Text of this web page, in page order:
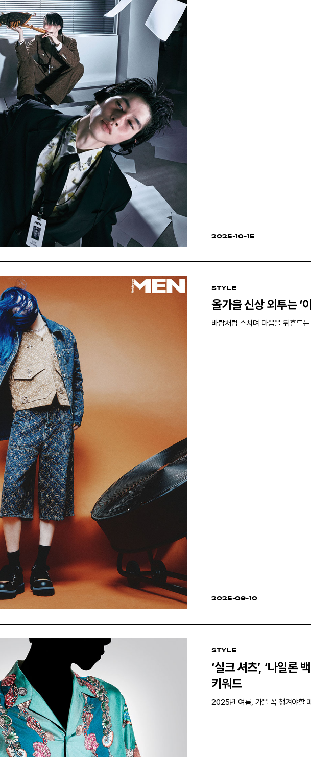
2025-10-15
STYLE
올가을 신상 외투는 ‘
바람처럼 스치며 마음을 뒤흔드
2025-09-10
STYLE
‘실크 셔츠’, ‘나일론
키워드
2025년 여름, 가을 꼭 챙겨야할